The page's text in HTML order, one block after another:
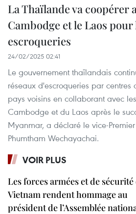
La Thaïlande va coopérer
Cambodge et le Laos
escroqueries
24/02/2025 02:41
Le gouvernement thaïlandais
réseaux d'escroqueries par centres
pays voisins en collaborant avec
Cambodge et du Laos après le
Myanmar, a déclaré le vice-
Phumtham Wechayachai.
VOIR PLUS
Les forces armées et de sécurité
Vietnam rendent hommage au
président de l’Assemblée